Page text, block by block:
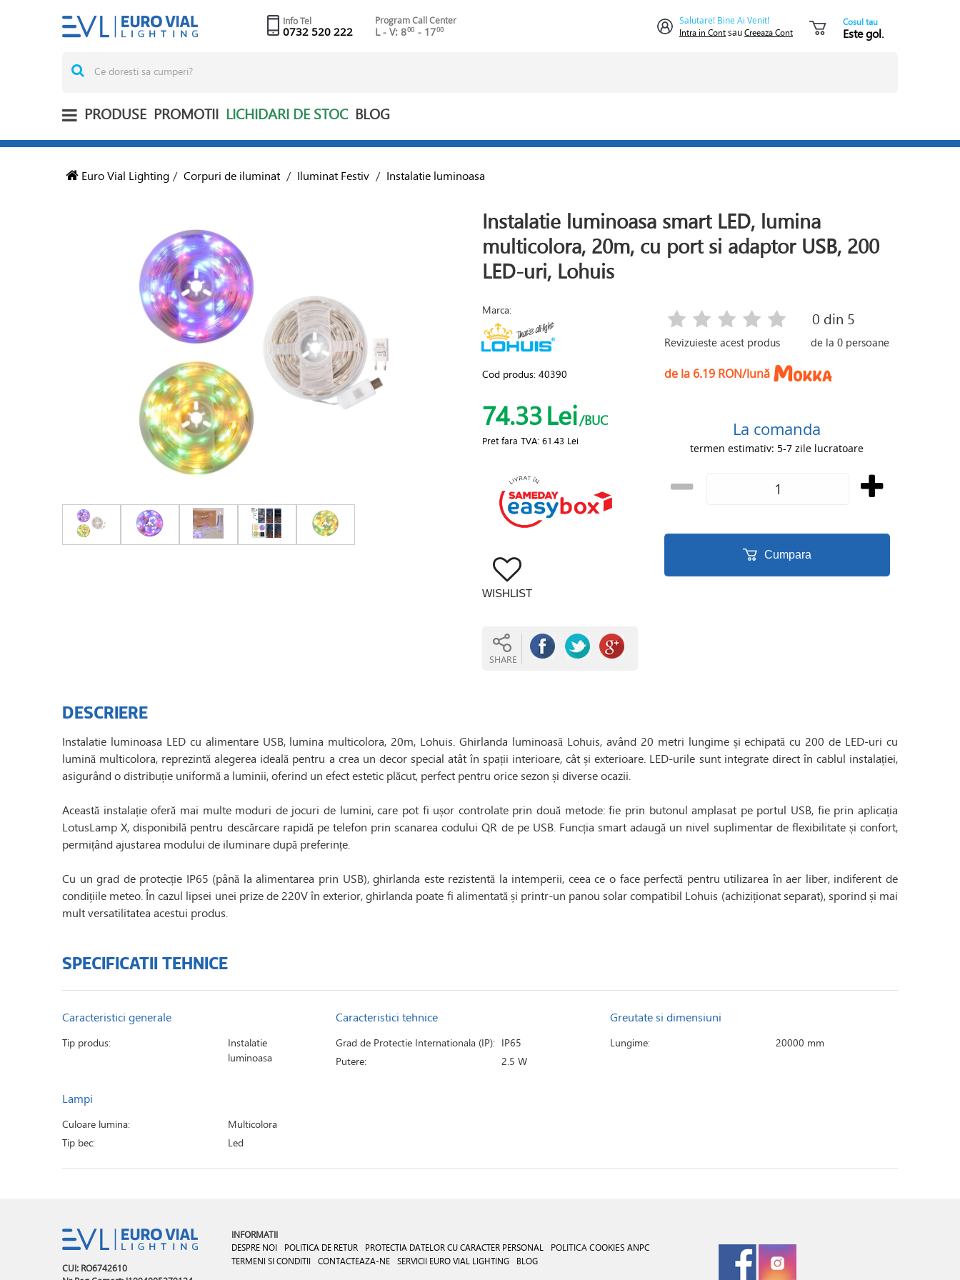
Info Tel
0732 520 222
Program Call Center
L - V: 800 - 1700
Salutare! Bine Ai Venit!
Intra in ContsauCreeaza Cont
Cosul tau
Este gol.
PRODUSE PROMOTII LICHIDARI DE STOC BLOG
Euro Vial Lighting / Corpuri de iluminat / Iluminat Festiv / Instalatie luminoasa
Instalatie luminoasa smart LED, lumina
multicolora, 20m, cu port si adaptor USB, 200
LED-uri, Lohuis
Marca:
Cod produs:40390
74.33Lei/BUC
Pret fara TVA: 61.43 Lei
WISHLIST
SHARE
Revizuieste acest produs
0 din 5
de la0 persoane
de la 6.19 RON/lună
La comanda
termen estimativ: 5-7 zile lucratoare
Cumpara
DESCRIERE
Instalatie luminoasa LED cu alimentare USB, lumina multicolora, 20m, Lohuis. Ghirlanda luminoasă Lohuis, având 20 metri lungime și echipată cu 200 de LED-uri cu
lumină multicolora, reprezintă alegerea ideală pentru a crea un decor special atât în spații interioare, cât și exterioare. LED-urile sunt integrate direct în cablul instalației,
asigurând o distribuție uniformă a luminii, oferind un efect estetic plăcut, perfect pentru orice sezon și diverse ocazii.
Această instalație oferă mai multe moduri de jocuri de lumini, care pot fi ușor controlate prin două metode: fie prin butonul amplasat pe portul USB, fie prin aplicația
LotusLamp X, disponibilă pentru descărcare rapidă pe telefon prin scanarea codului QR de pe USB. Funcția smart adaugă un nivel suplimentar de flexibilitate și confort,
permițând ajustarea modului de iluminare după preferințe.
Cu un grad de protecție IP65 (până la alimentarea prin USB), ghirlanda este rezistentă la intemperii, ceea ce o face perfectă pentru utilizarea în aer liber, indiferent de
condițiile meteo. În cazul lipsei unei prize de 220V în exterior, ghirlanda poate fi alimentată și printr-un panou solar compatibil Lohuis (achiziționat separat), sporind și mai
mult versatilitatea acestui produs.
SPECIFICATII TEHNICE
Caracteristici generale
Tip produs:
Instalatie
luminoasa
Caracteristici tehnice
Grad de Protectie Internationala (IP): IP65
Putere:
2.5 W
Greutate si dimensiuni
Lungime: 20000 mm
Lampi
Culoare lumina:
Multicolora
Tip bec:
Led
CUI: RO6742610
INFORMATII
DESPRE NOI POLITICA DE RETUR PROTECTIA DATELOR CU CARACTER PERSONAL POLITICA COOKIES ANPC
TERMENI SI CONDITII
CONTACTEAZA-NE SERVICII EURO VIAL LIGHTING BLOG